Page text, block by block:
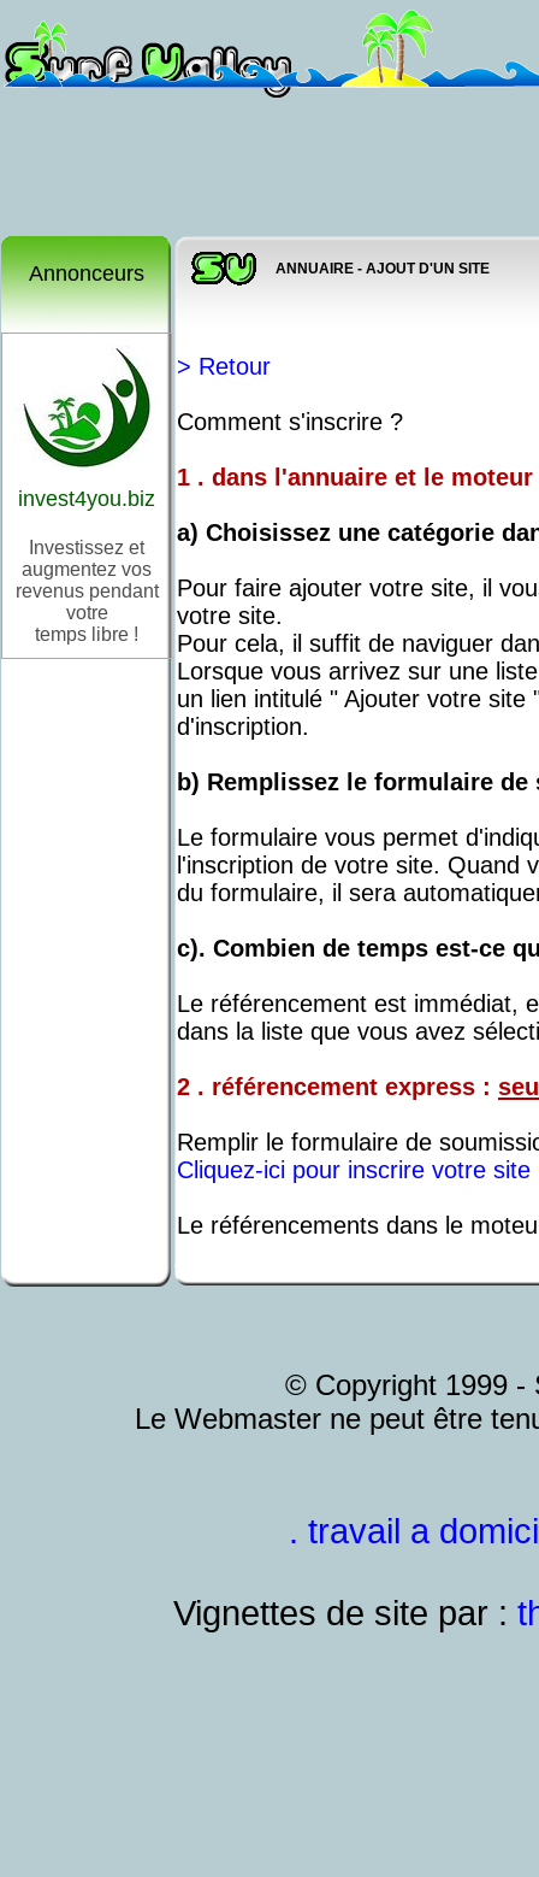
Annonceurs ANNUAIRE - AJOUT D'UN SITE
invest4you.biz
Investissez et
augmentez vos
revenus pendant
votre
temps libre !
> Retour
Comment s'inscrire ?
1 . dans l'annuaire et le
a) Choisissez une catégorie
Pour faire ajouter votre site, il
votre site.
Pour cela, il suffit de naviguer
Lorsque vous arrivez sur une
un lien intitulé " Ajouter votre
d'inscription.
b) Remplissez le formulaire
Le formulaire vous permet
l'inscription de votre site. Quand
du formulaire, il sera
c). Combien de temps est-ce
Le référencement est immédiat,
dans la liste que vous avez
2 . référencement express :
Remplir le formulaire de
Cliquez-ici pour inscrire votre
Le référencements dans le
© Copyright 1999 -
Le Webmaster ne peut être
. travail a
Vignettes de site par :